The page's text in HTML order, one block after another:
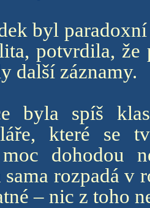
byl
potvrdila, že
další záznamy.
byla spíš
které se
dohodou
sama rozpadá v
– nic z toho